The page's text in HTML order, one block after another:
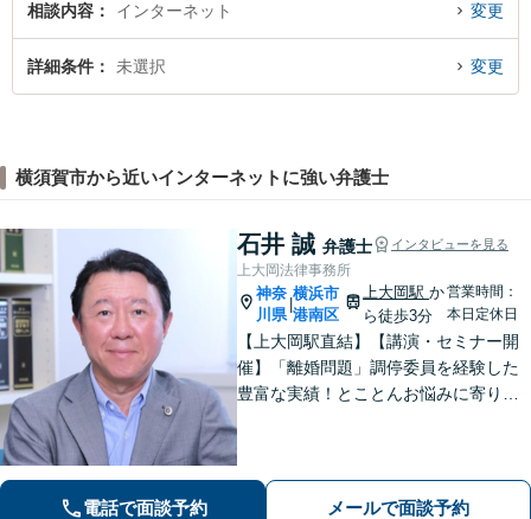
相談内容 インターネット 変更
詳細条件 未選択 変更
横須賀市から近いインターネットに強い弁護士
石井 誠 弁護士 インタビューを見る
上大岡法律事務所
神奈
川県
横浜市
港南区
上大岡駅か
ら徒歩3分
営業時間：
本日定休日
【上大岡駅直結】【講演・セミナー開
催】「離婚問題」調停委員を経験した
豊富な実績！とことんお悩みに寄り添
電話で面談予約 メールで面談予約